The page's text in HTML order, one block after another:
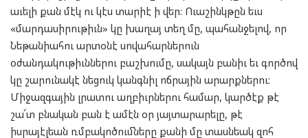
աւելի քան մէկ ու կէս տարիէ ի վեր: Ուաշինկթըն եւս
«մարդասիրութիւն» կը խաղայ տեղ մը, պահանջելով, որ
Նեթանիահու արտօնէ սովահարներուն
օժանդակութիւններու բաշխումը, սակայն բանիւ եւ գործով
կը շարունակէ նեցուկ կանգնիլ ոճրային արարքներու:
Միջազգային լրատու աղբիւրներու համար, կարծէք թէ
շա՜տ բնական բան է ամէն օր յայտարարելը, թէ
իսրայէլեան ռմբակոծումները քանի մը տասնեակ զոհ